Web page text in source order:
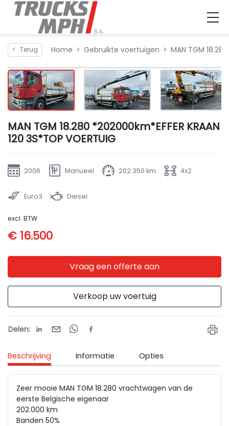
< Terug Home Gebruikte voertuigen MAN TGM
MAN TGM 18.280 *202000km*EFFER KRAAN
120 3S*TOP VOERTUIG
2006 Manueel 202.350 km 4x2
Euro3 Diesel
excl. BTW
€ 16.500
Vraag een offerte aan
Verkoop uw voertuig
Delen:
Beschrijving Informatie Opties
Zeer mooie MAN TGM 18.280 vrachtwagen van de
eerste Belgische eigenaar
202.000 km
Banden 50%